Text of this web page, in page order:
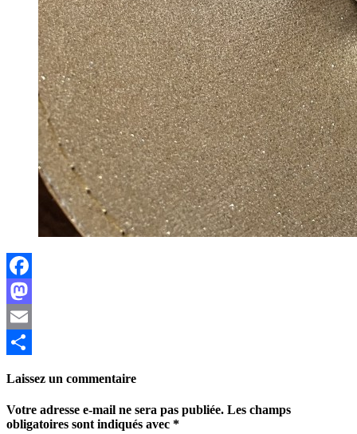
Facebook
Mastodon
Email
Laissez un commentaire
Votre adresse e-mail ne sera pas publiée. Les champs
obligatoires sont indiqués avec *